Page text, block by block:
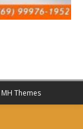
MH Themes